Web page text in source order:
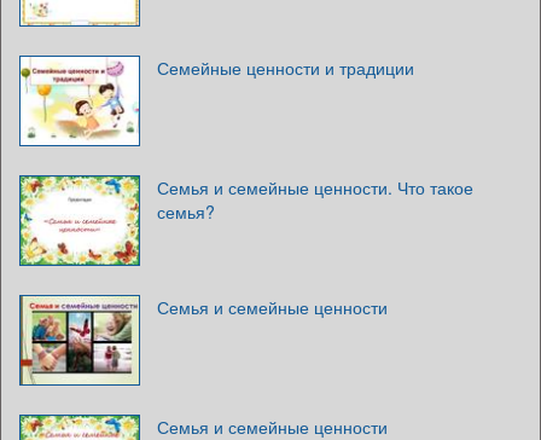
Семейные ценности и традиции
Семья и семейные ценности. Что такое
семья?
Семья и семейные ценности
Семья и семейные ценности